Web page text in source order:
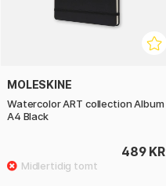
MOLESKINE
Watercolor ART collection Album
A4 Black
489 KR